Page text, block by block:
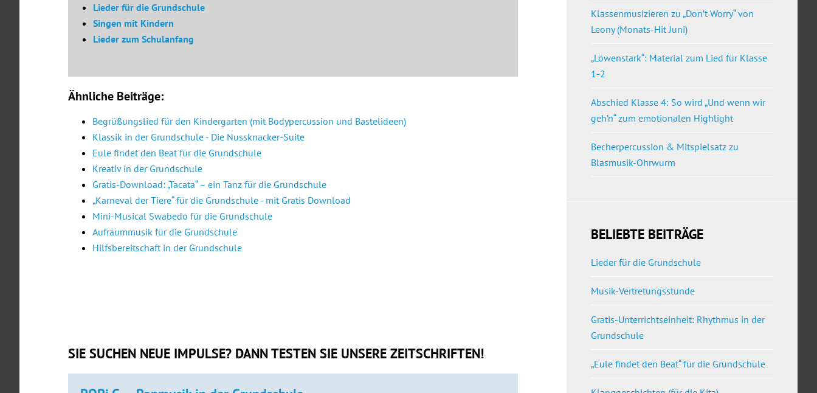
Lieder für die Grundschule
Singen mit Kindern
Lieder zum Schulanfang
Ähnliche Beiträge:
Begrüßungslied für den Kindergarten (mit Bodypercussion und Bastelideen)
Klassik in der Grundschule - Die Nussknacker-Suite
Eule findet den Beat für die Grundschule
Kreativ in der Grundschule
Gratis-Download: „Tacata“ – ein Tanz für die Grundschule
„Karneval der Tiere“ für die Grundschule - mit Gratis Download
Mini-Musical Swabedo für die Grundschule
Aufräummusik für die Grundschule
Hilfsbereitschaft in der Grundschule
SIE SUCHEN NEUE IMPULSE? DANN TESTEN SIE UNSERE ZEITSCHRIFTEN!
Klassenmusizieren zu „Don’t Worry“ von
Leony (Monats-Hit Juni)
„Löwenstark“: Material zum Lied für Klasse
1-2
Abschied Klasse 4: So wird „Und wenn wir
geh’n“ zum emotionalen Highlight
Becherpercussion & Mitspielsatz zu
Blasmusik-Ohrwurm
BELIEBTE BEITRÄGE
Lieder für die Grundschule
Musik-Vertretungsstunde
Gratis-Unterrichtseinheit: Rhythmus in der
Grundschule
„Eule findet den Beat“ für die Grundschule